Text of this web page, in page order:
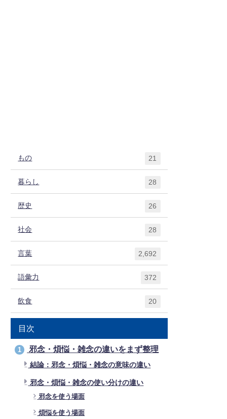
もの 21
暮らし 28
歴史 26
社会 28
言葉 2,692
語彙力 372
飲食 20
目次
1 邪念・煩悩・雑念の違いをまず整理
結論：邪念・煩悩・雑念の意味の違い
邪念・煩悩・雑念の使い分けの違い
邪念を使う場面
煩悩を使う場面